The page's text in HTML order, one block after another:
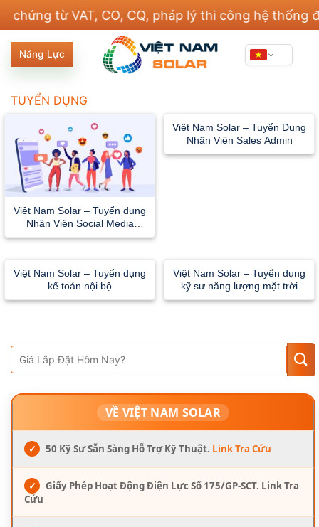
nội
dung
từ VAT, CO, CQ, pháp lý thi công hệ thống điện
Năng Lực
TUYỂN DỤNG
Việt Nam Solar – Tuyển dụng
Nhân Viên Social Media
Executive
Việt Nam Solar – Tuyển Dụng
Nhân Viên Sales Admin
Việt Nam Solar – Tuyển dụng
kế toán nội bộ
Việt Nam Solar – Tuyển dụng
kỹ sư năng lượng mặt trời
VỀ VIỆT NAM SOLAR
✓ 50 Kỹ Sư Sẵn Sàng Hỗ Trợ Kỹ Thuật. Link Tra Cứu
✓
Giấy Phép Hoạt Động Điện Lực Số 175/GP-SCT. Link Tra
Cứu